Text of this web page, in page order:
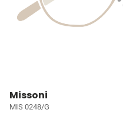
Missoni
MIS 0248/G